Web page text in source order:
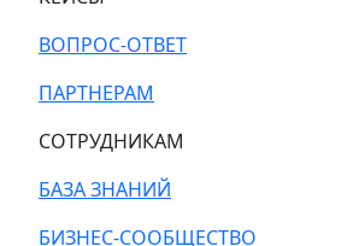
ВОПРОС-ОТВЕТ
ПАРТНЕРАМ
СОТРУДНИКАМ
БАЗА ЗНАНИЙ
БИЗНЕС-СООБЩЕСТВО